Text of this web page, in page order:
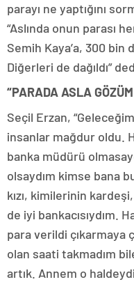
parayı ne yaptığını
“Aslında onun parası
Semih Kaya’a, 300 bin
Diğerleri de dağıldı”
“PARADA ASLA
Seçil Erzan,
insanlar mağdur oldu.
banka müdürü
olsaydım kimse bana
kızı, kimilerinin
de iyi bankacısıydım.
para verildi çıkarmaya
olan saati takmadım
artık. Annem o